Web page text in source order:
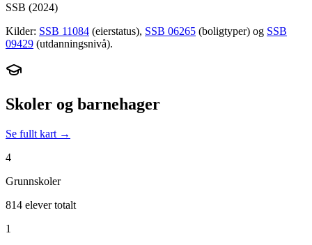
SSB (2024)
Kilder: SSB 11084 (eierstatus), SSB 06265 (boligtyper) og SSB
09429 (utdanningsnivå).
Skoler og barnehager
Se fullt kart →
4
Grunnskoler
814 elever totalt
1